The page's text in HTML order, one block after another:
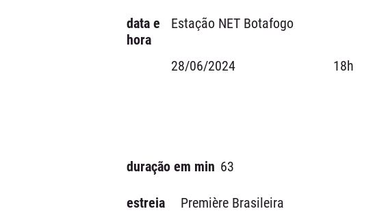
data e
hora
Estação NET Botafogo
28/06/2024 18h
duração em min 63
estreia Première Brasileira